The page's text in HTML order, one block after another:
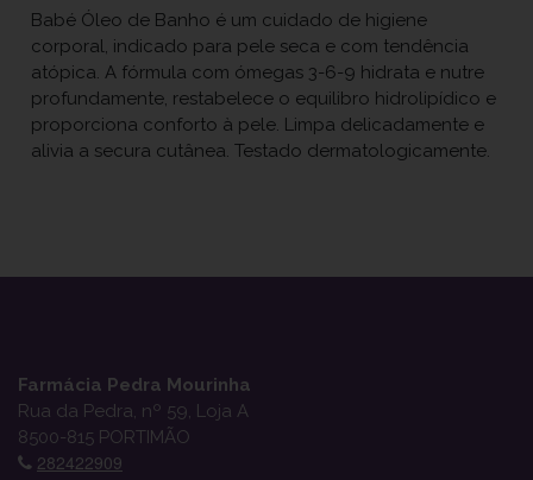
Babé Óleo de Banho é um cuidado de higiene
corporal, indicado para pele seca e com tendência
atópica. A fórmula com ómegas 3-6-9 hidrata e nutre
profundamente, restabelece o equilibro hidrolipídico e
proporciona conforto à pele. Limpa delicadamente e
alivia a secura cutânea. Testado dermatologicamente.
Farmácia Pedra Mourinha
Rua da Pedra, nº 59, Loja A
8500-815 PORTIMÃO
282422909